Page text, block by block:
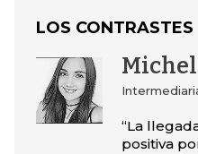
LOS CONTRASTES
“La
positiva